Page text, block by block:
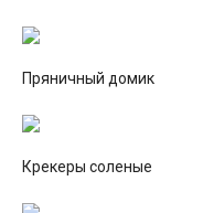
Пряничный домик
Крекеры соленые